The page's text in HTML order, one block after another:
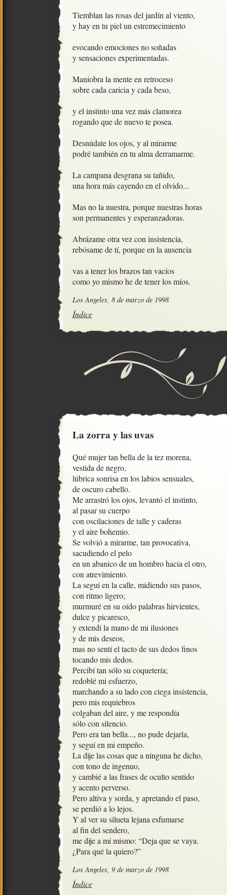
Tiemblan las rosas del jardín al viento,
y hay en tu piel un estremecimiento
evocando emociones no soñadas
y sensaciones experimentadas.
Maniobra la mente en retroceso
sobre cada caricia y cada beso,
y el instinto una vez más clamorea
rogando que de nuevo te posea.
Desnúdate los ojos, y al mirarme
podré también en tu alma derramarme.
La campana desgrana su tañido,
una hora más cayendo en el olvido...
Mas no la nuestra, porque nuestras horas
son permanentes y esperanzadoras.
Abrázame otra vez con insistencia,
rebósame de tí, porque en la ausencia
vas a tener los brazos tan vacíos
como yo mismo he de tener los míos.
Los Angeles, 8 de marzo de 1998
Índice
La zorra y las uvas
Qué mujer tan bella de la tez morena,
vestida de negro,
lúbrica sonrisa en los labios sensuales,
de oscuro cabello.
Me arrastró los ojos, levantó el instinto,
al pasar su cuerpo
con oscilaciones de talle y caderas
y el aire bohemio.
Se volvió a mirarme, tan provocativa,
sacudiendo el pelo
en un abanico de un hombro hacia el otro,
con atrevimiento.
La seguí en la calle, midiendo sus pasos,
con ritmo ligero;
murmuré en su oído palabras hirvientes,
dulce y picaresco,
y extendí la mano de mi ilusiones
y de mis deseos,
mas no sentí el tacto de sus dedos finos
tocando mis dedos.
Percibí tan sólo su coquetería;
redoblé mi esfuerzo,
marchando a su lado con ciega insistencia,
pero mis requiebros
colgaban del aire, y me respondía
sólo con silencio.
Pero era tan bella..., no pude dejarla,
y seguí en mi empeño.
La dije las cosas que a ninguna he dicho,
con tono de ingenuo,
y cambié a las frases de oculto sentido
y acento perverso.
Pero altiva y sorda, y apretando el paso,
se perdió a lo lejos.
Y al ver su silueta lejana esfumarse
al fin del sendero,
me dije a mí mismo: “Deja que se vaya.
¿Para qué la quiero?”
Los Angeles, 9 de marzo de 1998
Índice